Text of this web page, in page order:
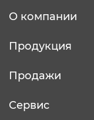
О компании
Продукция
Продажи
Сервис